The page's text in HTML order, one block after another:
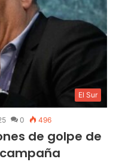
El Sur
0 496
de golpe de